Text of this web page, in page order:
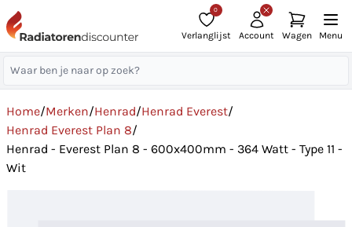
0
Verlanglijst Account Wagen Menu
Home/Merken/Henrad/Henrad Everest/
Henrad Everest Plan 8/
Henrad - Everest Plan 8 - 600x400mm - 364 Watt - Type 11 -
Wit